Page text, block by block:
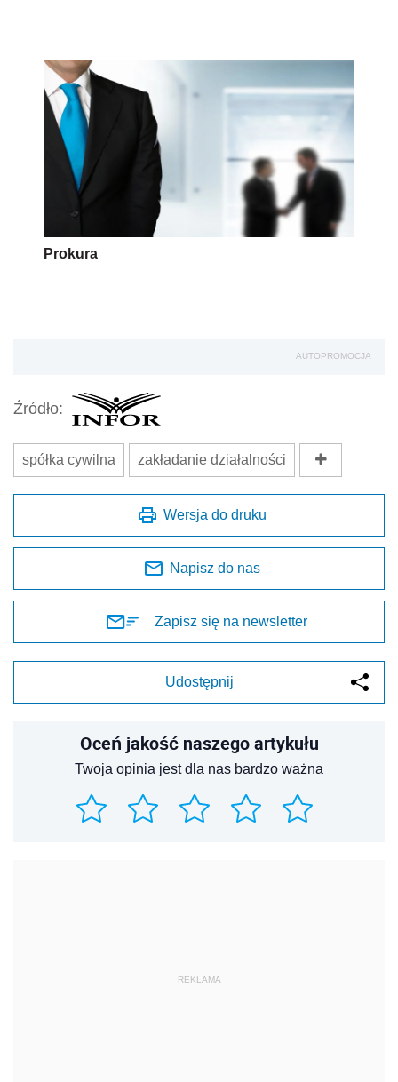
Prokura
AUTOPROMOCJA
Źródło:
spółka cywilna zakładanie działalności
Wersja do druku
Napisz do nas
Zapisz się na newsletter
Udostępnij
Oceń jakość naszego artykułu
Twoja opinia jest dla nas bardzo ważna
REKLAMA